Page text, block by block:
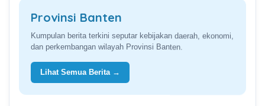
Provinsi Banten
Kumpulan berita terkini seputar kebijakan daerah, ekonomi,
dan perkembangan wilayah Provinsi Banten.
Lihat Semua Berita →